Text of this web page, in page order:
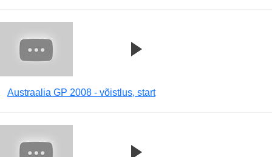
Austraalia GP 2008 - võistlus, start